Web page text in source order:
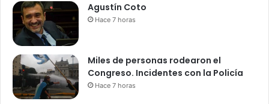
Agustín Coto
Hace 7 horas
Miles de personas rodearon el
Congreso. Incidentes con la Policía
Hace 7 horas